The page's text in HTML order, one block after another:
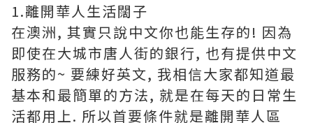
1.離開華人生活闊子
在澳洲, 其實只說中文你也能生存的! 因為
即使在大城市唐人街的銀行, 也有提供中文
服務的~ 要練好英文, 我相信大家都知道最
基本和最簡單的方法, 就是在每天的日常生
活都用上. 所以首要條件就是離開華人區